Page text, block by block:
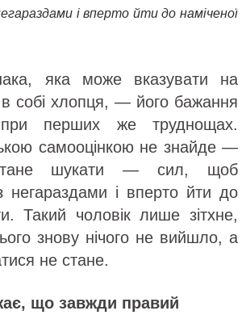
і вперто йти до наміченої
яка може вказувати на
собі хлопця, — його бажання
перших же труднощах.
самооцінкою не знайде —
шукати — сил, щоб
негараздами і вперто йти до
Такий чоловік лише зітхне,
знову нічого не вийшло, а
не стане.
що завжди правий